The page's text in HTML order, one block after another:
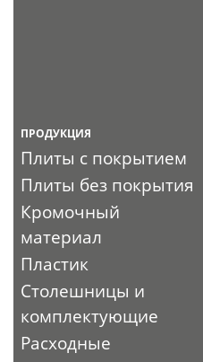
ПРОДУКЦИЯ
Плиты с покрытием
Плиты без покрытия
Кромочный
материал
Пластик
Столешницы и
комплектующие
Расходные